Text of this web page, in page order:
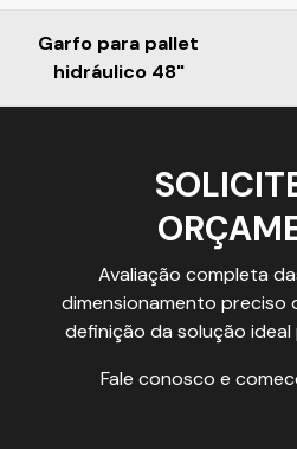
Garfo para pallet
hidráulico 48"
Avaliação completa
dimensionamento preciso
definição da solução
Fale conosco e